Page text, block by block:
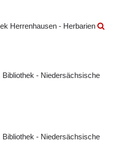
Herrenhausen - Herbarien
- Niedersächsische
- Niedersächsische